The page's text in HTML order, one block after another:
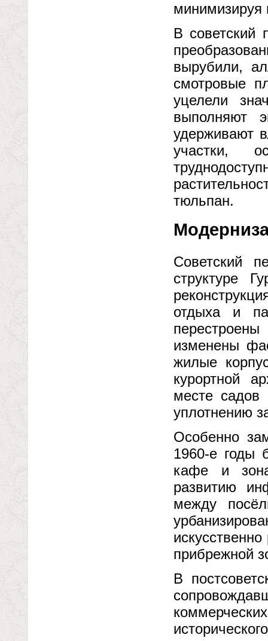
минимизируя
В советский
вырубили,
смотровые
уцелели
выполняют
удерживают
участки,
тюльпан.
Советский
структуре
отдыха и
изменены
жилые
курортной
месте садов
уплотнению
Особенно
1960-е годы
кафе и
развитию
между
прибрежной
В